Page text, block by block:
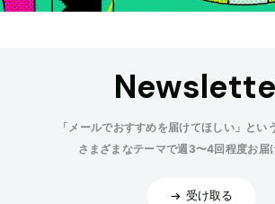
「メールでおすすめを届けてほしい」とい
さまざまなテーマで週3〜4回程度お届
受け取る